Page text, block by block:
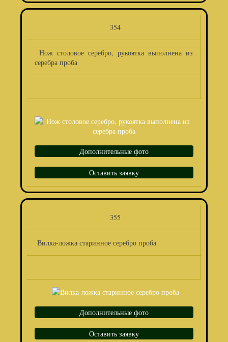
354
Нож столовое серебро, рукоятка выполнена из
серебра проба
Дополнительные фото
Оставить заявку
355
Вилка-ложка старинное серебро проба
Дополнительные фото
Оставить заявку